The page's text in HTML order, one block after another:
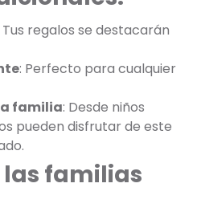
Tus regalos se destacarán
: Perfecto para cualquier
familia: Desde niños
pueden disfrutar de este
familias